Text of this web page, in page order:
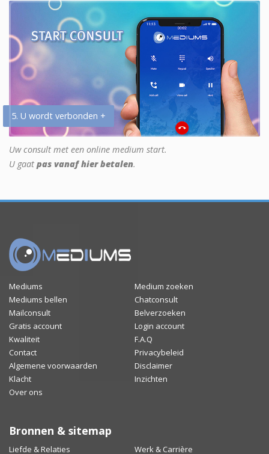
5. U wordt verbonden +
Uw consult met een online medium start.
U gaat pas vanaf hier betalen.
Mediums
Medium zoeken
Mediums bellen
Chatconsult
Mailconsult
Belverzoeken
Gratis account
Login account
Kwaliteit
F.A.Q
Contact
Privacybeleid
Algemene voorwaarden
Disclaimer
Klacht
Inzichten
Over ons
Bronnen & sitemap
Liefde & Relaties Werk & Carrière